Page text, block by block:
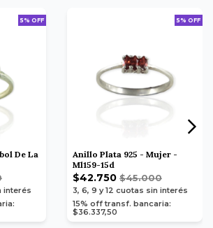
5% OFF
De La
interés
5% OFF
Anillo Plata 925 - Mujer -
Ml159-15d
$42.750 $45.000
3, 6, 9 y 12 cuotas sin interés
15% off transf. bancaria:
$36.337,50